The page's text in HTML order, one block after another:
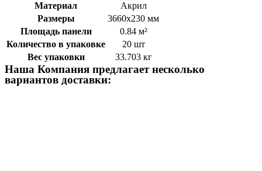
Материал
Акрил
Размеры
3660х230 мм
Площадь панели
0.84 м²
Количество в упаковке
20 шт
Вес упаковки
33.703 кг
Наша Компания предлагает несколько
вариантов доставки: